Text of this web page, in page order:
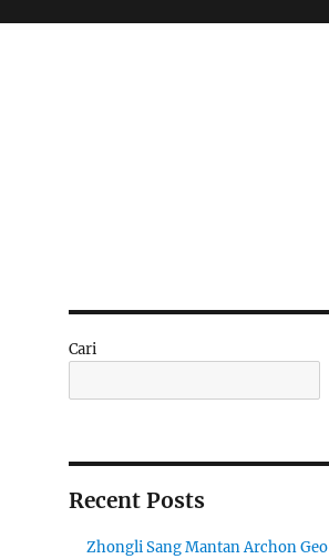
Cari
Recent Posts
Zhongli Sang Mantan Archon Geo